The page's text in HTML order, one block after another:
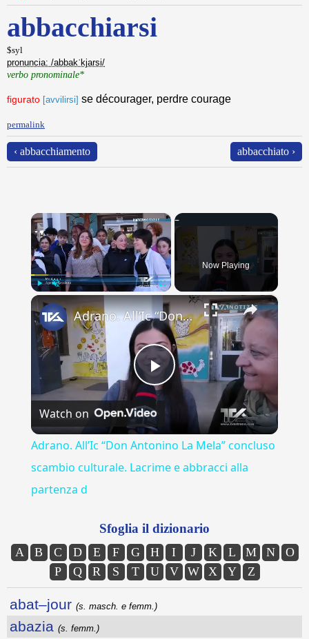
abbacchiarsi
$syl
pronuncia: /abbakˈkjarsi/
verbo pronominale*
figurato [avvilirsi] se décourager, perdre courage
permalink
‹ abbacchiamento abbacchiato ›
×
Now Playing
×
Play
Video
Adrano. All’Ic “Don Antonino La Mela” concluso scambio culturale. Lacrime e abbracci alla partenza d
Watch on
Adrano. All’Ic “Don Antonino La Mela” concluso
scambio culturale. Lacrime e abbracci alla
partenza d
Sfoglia il dizionario
A B C D E F G H I J K L M N
O
P
Q R S T U V W X Y Z
abat–jour (s. masch. e femm.)
abazia (s. femm.)